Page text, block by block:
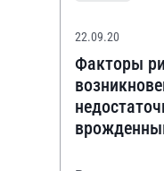
22.09.20
Факторы